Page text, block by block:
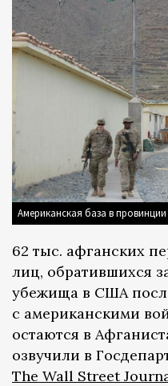
Американская база в
62 тыс. афганских
лиц, обратившихся
убежища в США
с американскими
остаются в
озвучили в
The Wall Street